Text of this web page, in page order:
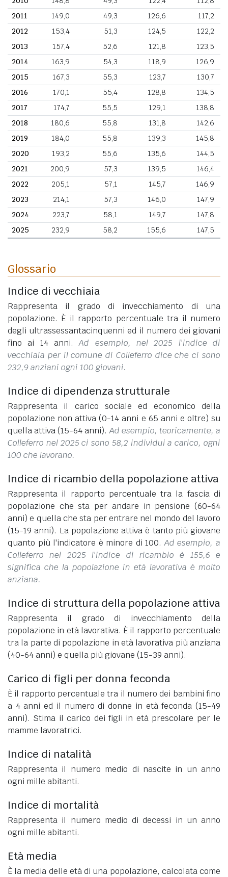
2011
149,0 49,3 126,6
117,2
2012
153,4 51,3 124,5
122,2
2013
157,4 52,6 121,8
123,5
2014
163,9 54,3 118,9
126,9
2015
167,3 55,3 123,7
130,7
2016
170,1 55,4 128,8
134,5
2017
174,7 55,5 129,1
138,8
2018
180,6 55,8 131,8
142,6
2019
184,0 55,8 139,3
145,8
2020
193,2 55,6 135,6
144,5
2021
200,9 57,3 139,5
146,4
2022
205,1 57,1 145,7
146,9
2023
214,1 57,3 146,0
147,9
2024
223,7 58,1 149,7
147,8
2025
232,9 58,2 155,6 147,5
Glossario
Indice di vecchiaia
Rappresenta il grado di invecchiamento di una
popolazione. È il rapporto percentuale tra il numero
degli ultrassessantacinquenni ed il numero dei giovani
fino ai 14 anni.Ad esempio, nel 2025 l'indice di
vecchiaia per il comune di Colleferro dice che ci sono
232,9 anziani ogni 100 giovani.
Indice di dipendenza strutturale
Rappresenta il carico sociale ed economico della
popolazione non attiva (0-14 anni e 65 anni e oltre) su
quella attiva (15-64 anni).Ad esempio, teoricamente, a
Colleferro nel 2025 ci sono 58,2 individui a carico, ogni
100 che lavorano.
Indice di ricambio della popolazione attiva
Rappresenta il rapporto percentuale tra la fascia di
popolazione che sta per andare in pensione (60-64
anni) e quella che sta per entrare nel mondo del lavoro
(15-19 anni). La popolazione attiva è tanto più giovane
quanto più l'indicatore è minore di 100.Ad esempio, a
Colleferro nel 2025 l'indice di ricambio è 155,6 e
significa che la popolazione in età lavorativa è molto
anziana.
Indice di struttura della popolazione attiva
Rappresenta il grado di invecchiamento della
popolazione in età lavorativa. È il rapporto percentuale
tra la parte di popolazione in età lavorativa più anziana
(40-64 anni) e quella più giovane (15-39 anni).
Carico di figli per donna feconda
È il rapporto percentuale tra il numero dei bambini fino
a 4 anni ed il numero di donne in età feconda (15-49
anni). Stima il carico dei figli in età prescolare per le
mamme lavoratrici.
Indice di natalità
Rappresenta il numero medio di nascite in un anno
ogni mille abitanti.
Indice di mortalità
Rappresenta il numero medio di decessi in un anno
ogni mille abitanti.
Età media
È la media delle età di una popolazione, calcolata come